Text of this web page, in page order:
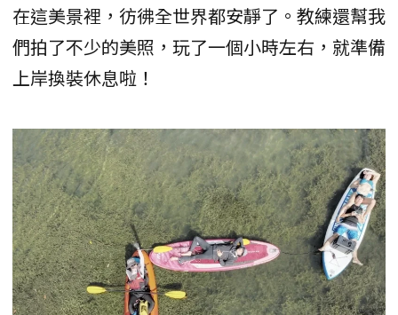
在這美景裡，彷彿全世界都安靜了。教練還幫我
們拍了不少的美照，玩了一個小時左右，就準備
上岸換裝休息啦！